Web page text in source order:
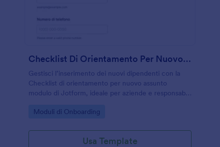
Checklist Di Orientamento Per Nuovo Assunto Modulo
Gestisci l’inserimento dei nuovi dipendenti con la
Checklist di orientamento per nuovo assunto
modulo di Jotform, ideale per aziende e responsabili
un unico flusso di raccolta dati.
Go to Category:
Moduli di Onboarding
Usa Template